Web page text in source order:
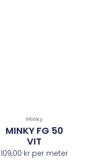
Minky
MINKY FG 50
VIT
109,00 kr per meter